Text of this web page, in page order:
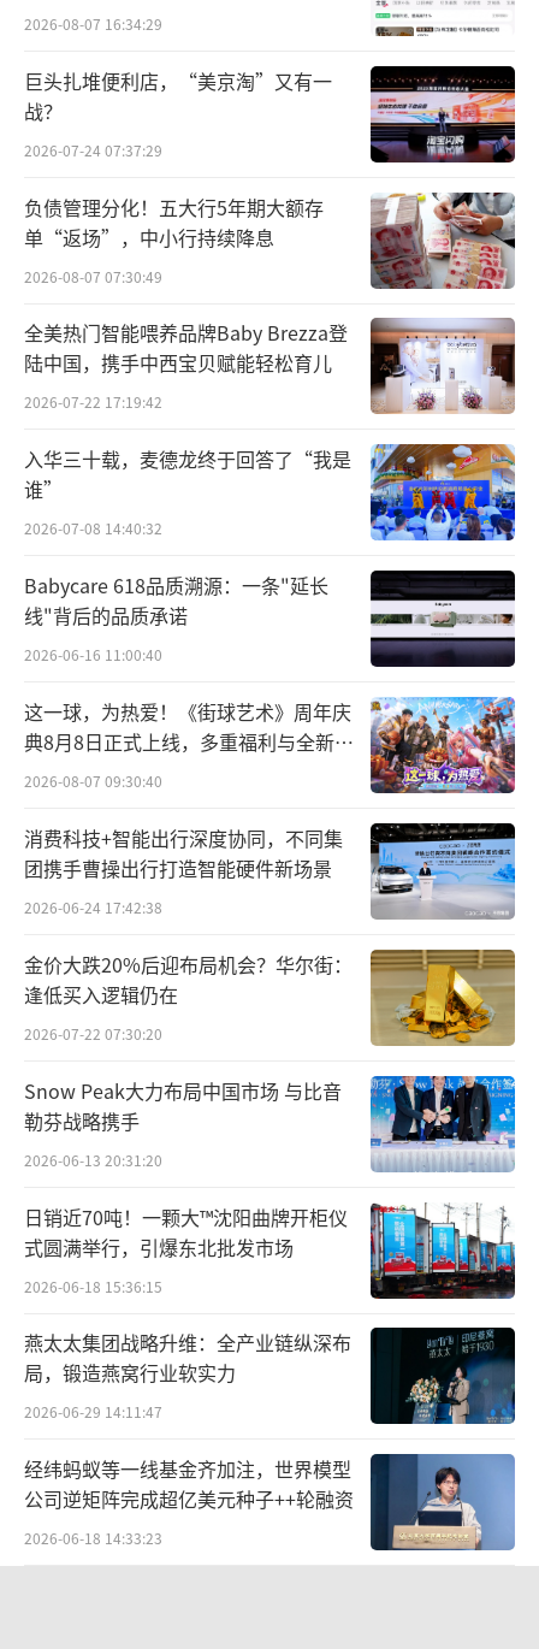
2026-08-07 16:34:29
巨头扎堆便利店，“美京淘”又有一
战？
2026-07-24 07:37:29
负债管理分化！五大行5年期大额存
单“返场”，中小行持续降息
2026-08-07 07:30:49
全美热门智能喂养品牌Baby Brezza登
陆中国，携手中西宝贝赋能轻松育儿
2026-07-22 17:19:42
入华三十载，麦德龙终于回答了“我是
谁”
2026-07-08 14:40:32
Babycare 618品质溯源：一条"延长
线"背后的品质承诺
2026-06-16 11:00:40
这一球，为热爱！《街球艺术》周年庆
典8月8日正式上线，多重福利与全新内
容同步开启
2026-08-07 09:30:40
消费科技+智能出行深度协同，不同集
团携手曹操出行打造智能硬件新场景
2026-06-24 17:42:38
金价大跌20%后迎布局机会？华尔街：
逢低买入逻辑仍在
2026-07-22 07:30:20
Snow Peak大力布局中国市场 与比音
勒芬战略携手
2026-06-13 20:31:20
日销近70吨！一颗大™沈阳曲牌开柜仪
式圆满举行，引爆东北批发市场
2026-06-18 15:36:15
燕太太集团战略升维：全产业链纵深布
局，锻造燕窝行业软实力
2026-06-29 14:11:47
经纬蚂蚁等一线基金齐加注，世界模型
公司逆矩阵完成超亿美元种子++轮融资
2026-06-18 14:33:23